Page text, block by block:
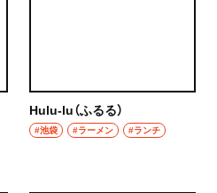
Hulu-lu（ふるる）
#池袋 #ラーメン #ランチ